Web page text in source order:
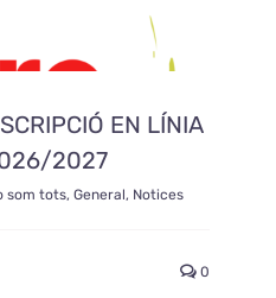
EN LÍNIA
2027
som tots, General, Notices
0